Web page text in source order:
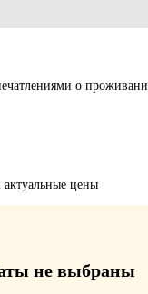
о
цены
не выбраны